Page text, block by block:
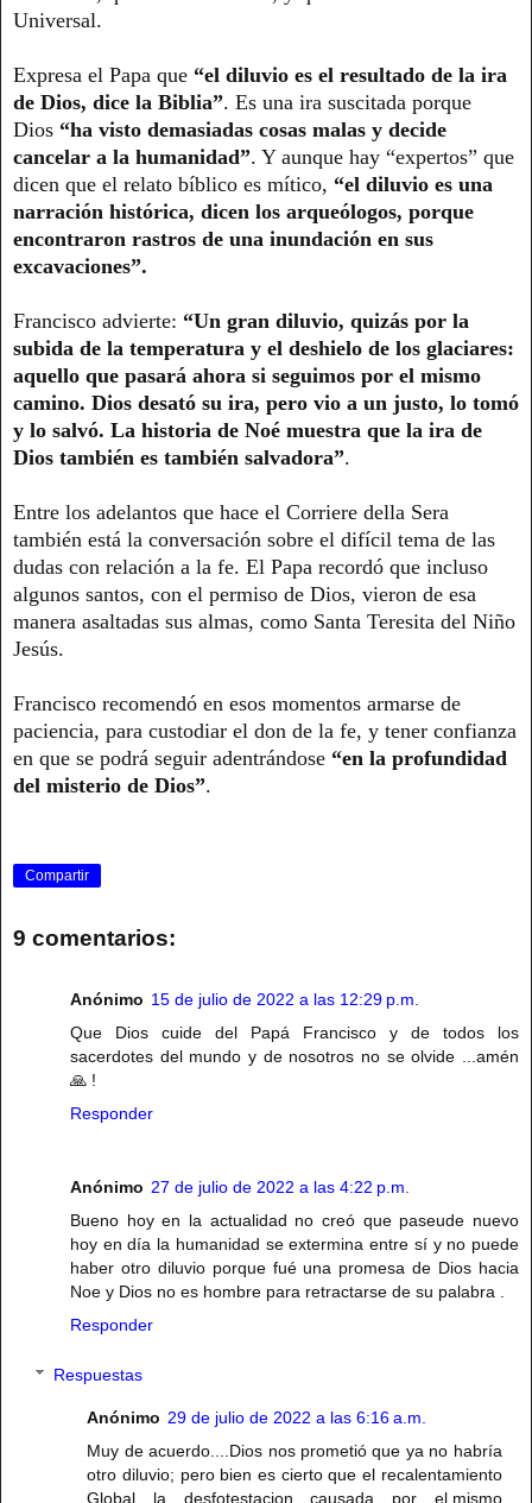
Universal.
Expresa el Papa que “el diluvio es el resultado de la ira
de Dios, dice la Biblia”. Es una ira suscitada porque
Dios “ha visto demasiadas cosas malas y decide
cancelar a la humanidad”. Y aunque hay “expertos” que
dicen que el relato bíblico es mítico, “el diluvio es una
narración histórica, dicen los arqueólogos, porque
encontraron rastros de una inundación en sus
excavaciones”.
Francisco advierte: “Un gran diluvio, quizás por la
subida de la temperatura y el deshielo de los glaciares:
aquello que pasará ahora si seguimos por el mismo
camino. Dios desató su ira, pero vio a un justo, lo tomó
y lo salvó. La historia de Noé muestra que la ira de
Dios también es también salvadora”.
Entre los adelantos que hace el Corriere della Sera
también está la conversación sobre el difícil tema de las
dudas con relación a la fe. El Papa recordó que incluso
algunos santos, con el permiso de Dios, vieron de esa
manera asaltadas sus almas, como Santa Teresita del Niño
Jesús.
Francisco recomendó en esos momentos armarse de
paciencia, para custodiar el don de la fe, y tener confianza
en que se podrá seguir adentrándose “en la profundidad
del misterio de Dios”.
Compartir
9 comentarios:
Anónimo 15 de julio de 2022 a las 12:29 p.m.
Que Dios cuide del Papá Francisco y de todos los
sacerdotes del mundo y de nosotros no se olvide ...amén
🙏 !
Responder
Anónimo 27 de julio de 2022 a las 4:22 p.m.
Bueno hoy en la actualidad no creó que paseude nuevo
hoy en día la humanidad se extermina entre sí y no puede
haber otro diluvio porque fué una promesa de Dios hacia
Noe y Dios no es hombre para retractarse de su palabra .
Responder
Respuestas
Anónimo 29 de julio de 2022 a las 6:16 a.m.
Muy de acuerdo....Dios nos prometió que ya no habría
otro diluvio; pero bien es cierto que el recalentamiento
Global la desfotestacion causada por el.mismo